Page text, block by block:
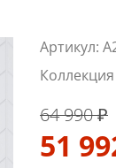
Артикул:
64 990 ₽
51